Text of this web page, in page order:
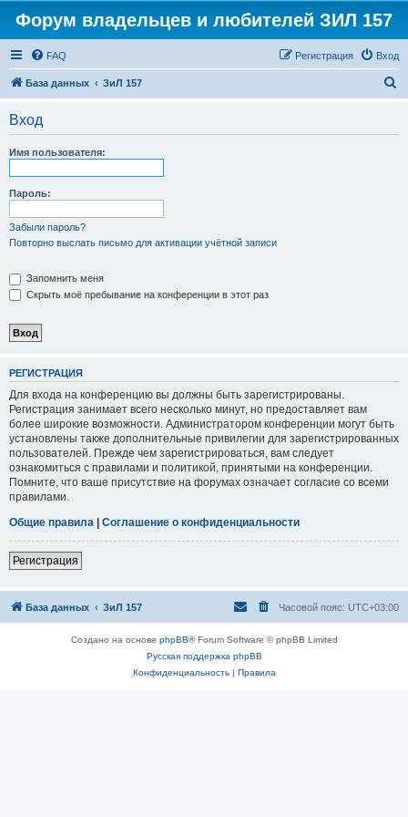
Форум владельцев и любителей ЗИЛ 157
FAQ Вход
Регистрация
База данных ЗиЛ 157
Вход
Имя пользователя:
Пароль:
Забыли пароль?
Повторно выслать письмо для активации учётной записи
Запомнить меня
Скрыть моё пребывание на конференции в этот раз
РЕГИСТРАЦИЯ
Для входа на конференцию вы должны быть зарегистрированы.
Регистрация занимает всего несколько минут, но предоставляет вам
более широкие возможности. Администратором конференции могут быть
установлены также дополнительные привилегии для зарегистрированных
пользователей. Прежде чем зарегистрироваться, вам следует
ознакомиться с правилами и политикой, принятыми на конференции.
Помните, что ваше присутствие на форумах означает согласие со всеми
правилами.
Общие правила | Соглашение о конфиденциальности
Регистрация
База данных ЗиЛ 157 Часовой пояс: UTC+03:00
Создано на основе phpBB® Forum Software © phpBB Limited
Русская поддержка phpBB
Конфиденциальность| Правила